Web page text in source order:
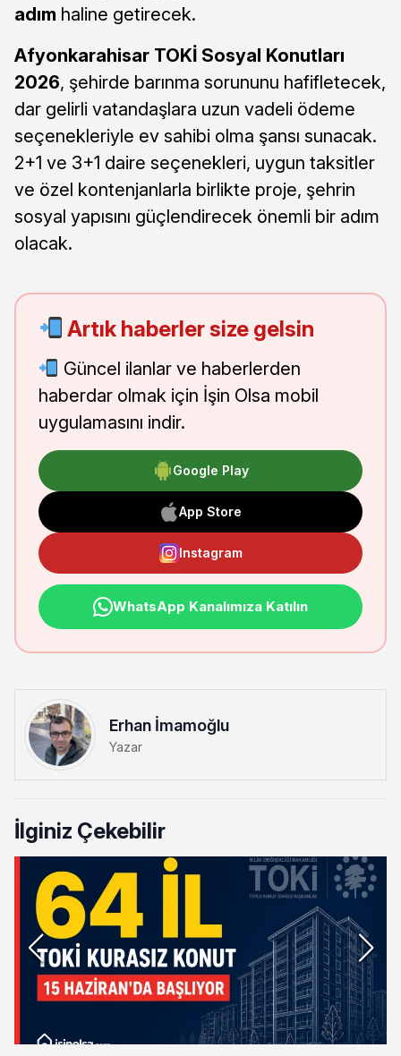
adım haline getirecek.
Afyonkarahisar TOKİ Sosyal Konutları
2026, şehirde barınma sorununu hafifletecek,
dar gelirli vatandaşlara uzun vadeli ödeme
seçenekleriyle ev sahibi olma şansı sunacak.
2+1 ve 3+1 daire seçenekleri, uygun taksitler
ve özel kontenjanlarla birlikte proje, şehrin
sosyal yapısını güçlendirecek önemli bir adım
olacak.
Artık haberler size gelsin
Güncel ilanlar ve haberlerden
haberdar olmak için İşin Olsa mobil
uygulamasını indir.
Google Play
App Store
Instagram
WhatsApp Kanalımıza Katılın
Erhan İmamoğlu
Yazar
İlginiz Çekebilir